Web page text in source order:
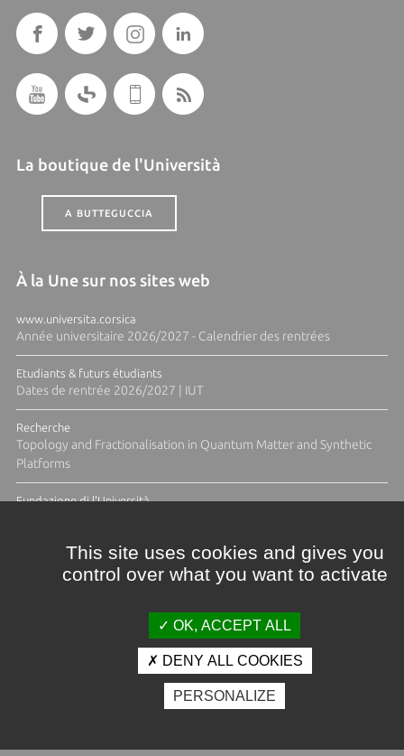
La boutique de l'Università
A BUTTEGUCCIA
À la Une sur nos sites web
www.universita.corsica
Année universitaire 2026/2027 - Calendrier des rentrées
Etudiants & futurs étudiants
Dates de rentrée 2026/2027 | IUT
Recherche
Topology and Fractionalisation in Quantum Matter and Synthetic
Platforms
Fundazione di l'Università
Crédits et mentions légales
Espace presse
Photothèque
This site uses cookies and gives you
control over what you want to activate
OK, ACCEPT ALL
DENY ALL COOKIES
PERSONALIZE